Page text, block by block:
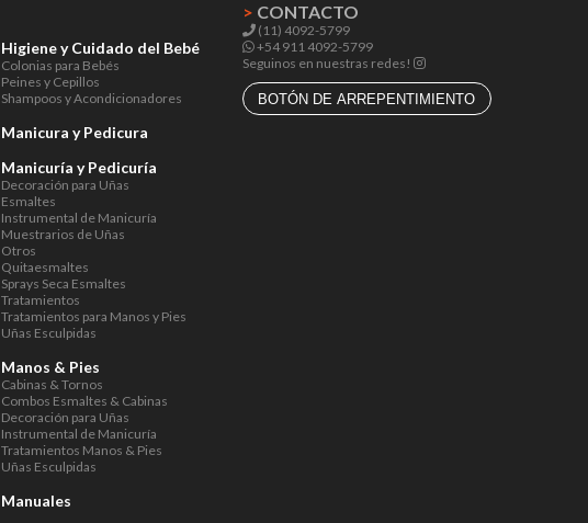
Higiene y Cuidado del Bebé
Colonias para Bebés
Peines y Cepillos
Shampoos y Acondicionadores
Manicura y Pedicura
Manicuría y Pedicuría
Decoración para Uñas
Esmaltes
Instrumental de Manicuría
Muestrarios de Uñas
Otros
Quitaesmaltes
Sprays Seca Esmaltes
Tratamientos
Tratamientos para Manos y Pies
Uñas Esculpidas
Manos & Pies
Cabinas & Tornos
Combos Esmaltes & Cabinas
Decoración para Uñas
Instrumental de Manicuría
Tratamientos Manos & Pies
Uñas Esculpidas
Manuales
> CONTACTO
(11) 4092-5799
+54 911 4092-5799
Seguinos en nuestras redes!
BOTÓN DE ARREPENTIMIENTO